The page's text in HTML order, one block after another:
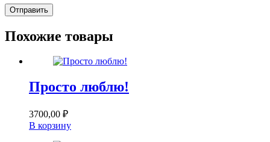
Отправить
Похожие товары
Просто люблю!
3700,00 ₽
В корзину